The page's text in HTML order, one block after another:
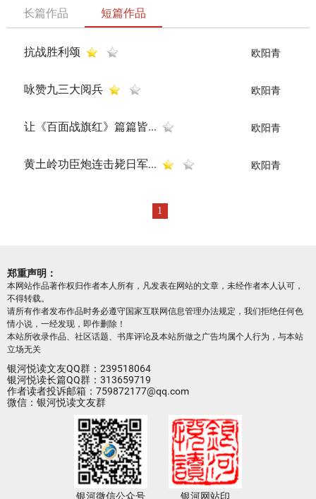
长篇作品 短篇作品
抗战胜利颂 欧阳青
咏赞九三大阅兵 欧阳青
让《百面战旗红》篇篇皆... 欧阳青
黄土岭功臣炮连击毙日军... 欧阳青
1
郑重声明：
本网站作品著作权归作者本人所有，凡发表在网站的文章，未经作者本人认可，
不得转载。
请所有作者发布作品时务必遵守国家互联网信息管理办法规定，我们拒绝任何色
情小说，一经发现，即作删除！
本站所收录作品、社区话题、书库评论及本站所做之广告均属个人行为，与本站
立场无关
银河悦读文友QQ群：239518064
银河悦读长篇QQ群：313659719
作者读者投诉邮箱：759872177@qq.com
微信：银河悦读文友群
银河微信公众号 银河网站印